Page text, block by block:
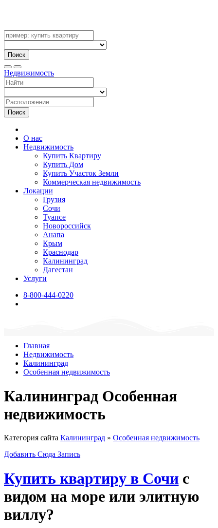
Поиск
Недвижимость
Поиск
О нас
Недвижимость
Купить Квартиру
Купить Дом
Купить Участок Земли
Коммерческая недвижимость
Локации
Грузия
Сочи
Туапсе
Новороссийск
Анапа
Крым
Краснодар
Калининград
Дагестан
Услуги
8-800-444-0220
Главная
Недвижимость
Калининград
Особенная недвижимость
Калининград Особенная
недвижимость
Категория сайта Калининград » Особенная недвижимость
Добавить Сюда Запись
Купить квартиру в Сочи с
видом на море или элитную
виллу?